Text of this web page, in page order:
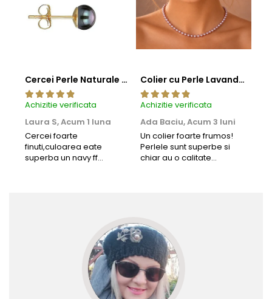
Cercei Perle Naturale Negre 5-6 mm, Buton AAA, Aur 14K (aur 585), Tip Șurub | KASKADDA®
Achizitie verificata
Laura S,Acum 1 luna
Cercei foarte
finuti,culoarea eate
superba un navy ff
Colier cu Perle Lavanda la Baza Gatului, de 4-5 mm, Perle Rare, Calitate AAA+, Aur 14K | KASKADDA®
Achizitie verificata
Ada Baciu,Acum 3 luni
Un colier foarte frumos!
Perlele sunt superbe si
chiar au o calitate